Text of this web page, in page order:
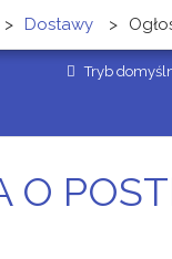
Tryb
> Dostawy >
O